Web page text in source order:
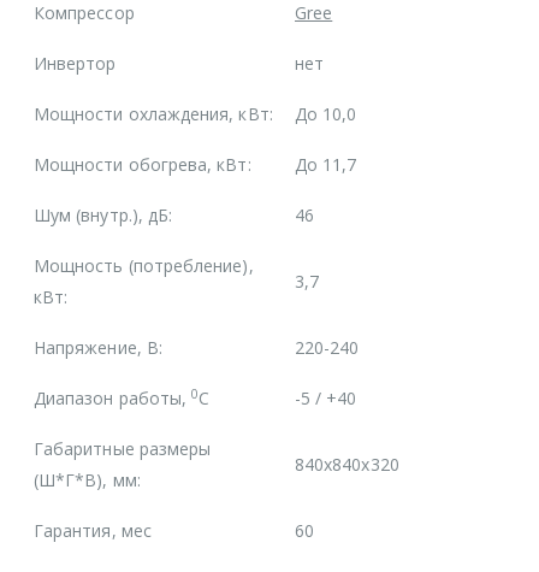
Компрессор Gree
Инвертор нет
Мощности охлаждения, кВт: До 10,0
Мощности обогрева, кВт: До 11,7
Шум (внутр.), дБ: 46
Мощность (потребление),
кВт:
3,7
Напряжение, В: 220-240
Диапазон работы,0С -5 / +40
Габаритные размеры
(Ш*Г*В), мм:
840x840x320
Гарантия, мес 60